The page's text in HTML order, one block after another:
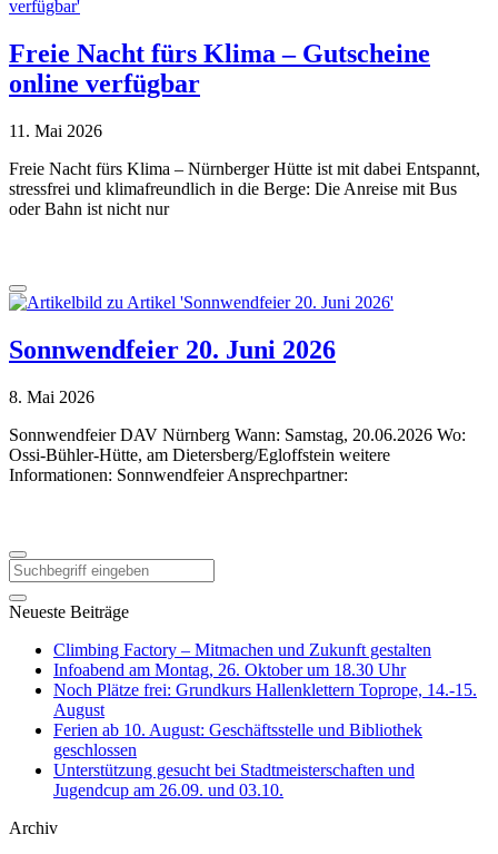
Freie Nacht fürs Klima – Gutscheine
online verfügbar
11. Mai 2026
Freie Nacht fürs Klima – Nürnberger Hütte ist mit dabei Entspannt,
stressfrei und klimafreundlich in die Berge: Die Anreise mit Bus
oder Bahn ist nicht nur
Sonnwendfeier 20. Juni 2026
8. Mai 2026
Sonnwendfeier DAV Nürnberg Wann: Samstag, 20.06.2026 Wo:
Ossi-Bühler-Hütte, am Dietersberg/Egloffstein weitere
Informationen: Sonnwendfeier Ansprechpartner:
Neueste Beiträge
Climbing Factory – Mitmachen und Zukunft gestalten
Infoabend am Montag, 26. Oktober um 18.30 Uhr
Noch Plätze frei: Grundkurs Hallenklettern Toprope, 14.-15.
August
Ferien ab 10. August: Geschäftsstelle und Bibliothek
geschlossen
Unterstützung gesucht bei Stadtmeisterschaften und
Jugendcup am 26.09. und 03.10.
Archiv